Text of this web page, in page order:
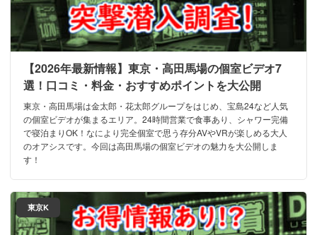
【2026年最新情報】東京・高田馬場の個室ビデオ7
選！口コミ・料金・おすすめポイントを大公開
東京・高田馬場は金太郎・花太郎グループをはじめ、宝島24など人気
の個室ビデオが集まるエリア。24時間営業で食事あり、シャワー完備
で寝泊まりOK！なにより完全個室で思う存分AVやVRが楽しめる大人
のオアシスです。今回は高田馬場の個室ビデオの魅力を大公開しま
す！
東京K